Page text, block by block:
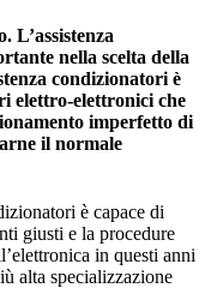
L’assistenza
nella scelta della
condizionatori è
elettro-elettronici che
imperfetto di
il normale
è capace di
giusti e la procedure
in questi anni
alta specializzazione